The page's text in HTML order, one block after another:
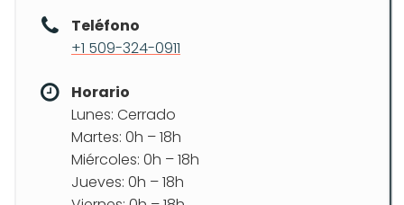
Teléfono
+1 509-324-0911
Horario
Lunes: Cerrado
Martes: 0h – 18h
Miércoles: 0h – 18h
Jueves: 0h – 18h